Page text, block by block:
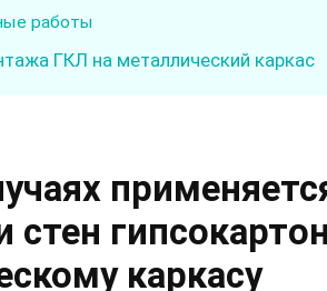
работы
ГКЛ на металлический каркас
стен
каркасу